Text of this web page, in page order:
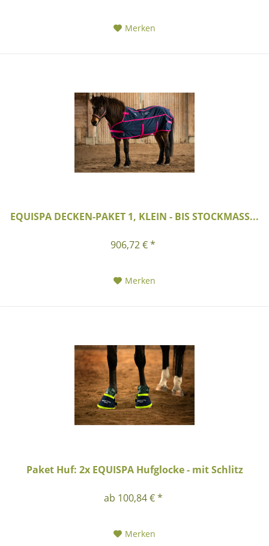
Merken
EQUISPA DECKEN-PAKET 1, KLEIN - BIS STOCKMASS...
906,72 € *
Merken
Paket Huf: 2x EQUISPA Hufglocke - mit Schlitz
ab 100,84 € *
Merken